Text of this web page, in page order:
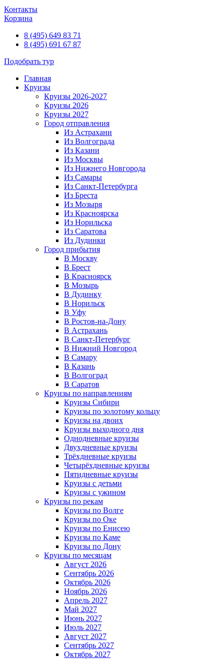
Контакты
Корзина
8 (495) 649 83 71
8 (495) 691 67 87
Подобрать тур
Главная
Круизы
Круизы 2026-2027
Круизы 2026
Круизы 2027
Город отправления
Из Астрахани
Из Волгограда
Из Казани
Из Москвы
Из Нижнего Новгорода
Из Самары
Из Санкт-Петербурга
Из Бреста
Из Мозыря
Из Красноярска
Из Норильска
Из Саратова
Из Дудинки
Город прибытия
В Москву
В Брест
В Красноярск
В Мозырь
В Дудинку
В Норильск
В Уфу
В Ростов-на-Дону
В Астрахань
В Санкт-Петербург
В Нижний Новгород
В Самару
В Казань
В Волгоград
В Саратов
Круизы по направлениям
Круизы Сибири
Круизы по золотому кольцу
Круизы на двоих
Круизы выходного дня
Однодневные круизы
Двухдневные круизы
Трёхдневные круизы
Четырёхдневные круизы
Пятидневные круизы
Круизы с детьми
Круизы с ужином
Круизы по рекам
Круизы по Волге
Круизы по Оке
Круизы по Енисею
Круизы по Каме
Круизы по Дону
Круизы по месяцам
Август 2026
Сентябрь 2026
Октябрь 2026
Ноябрь 2026
Апрель 2027
Май 2027
Июнь 2027
Июль 2027
Август 2027
Сентябрь 2027
Октябрь 2027